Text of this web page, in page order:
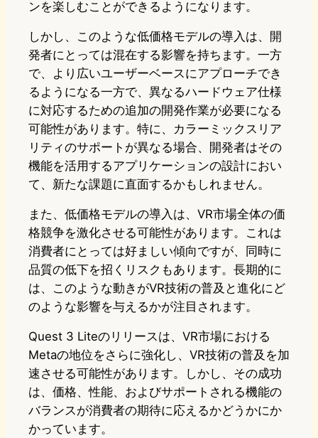
ンを楽しむことができるようになります。
しかし、このような低価格モデルの導入は、開
発者にとっては混在する影響を持ちます。一方
で、より広いユーザーベースにアプローチでき
るようになる一方で、異なるハードウェア仕様
に対応するための追加の開発作業が必要になる
可能性があります。特に、カラーミックスリア
リティのサポートが異なる場合、開発者はその
機能を活用するアプリケーションの設計におい
て、新たな課題に直面するかもしれません。
また、低価格モデルの導入は、VR市場全体の価
格競争を激化させる可能性があります。これは
消費者にとっては好ましい傾向ですが、同時に
品質の低下を招くリスクもあります。長期的に
は、このような動きがVR技術の普及と進化にど
のような影響を与えるかが注目されます。
Quest 3 Liteのリリースは、VR市場における
Metaの地位をさらに強化し、VR技術の普及を加
速させる可能性があります。しかし、その成功
は、価格、性能、およびサポートされる機能の
バランスが消費者の期待に応えるかどうかにか
かっています。